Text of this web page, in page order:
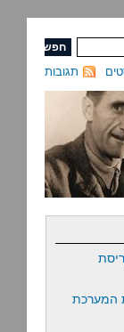
תגובות
המערכת